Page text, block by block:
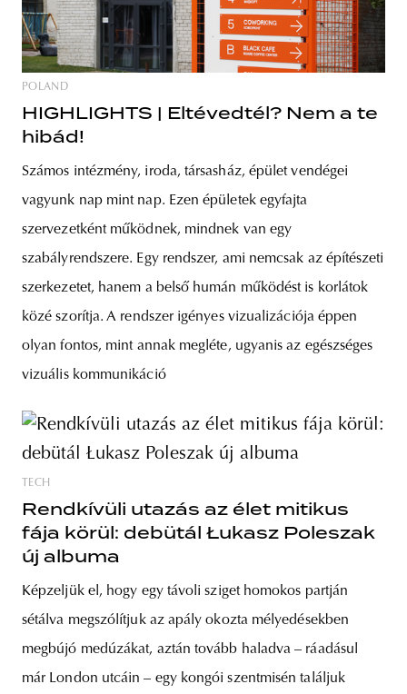
POLAND
HIGHLIGHTS | Eltévedtél? Nem a te
hibád!
Számos intézmény, iroda, társasház, épület vendégei
vagyunk nap mint nap. Ezen épületek egyfajta
szervezetként működnek, mindnek van egy
szabályrendszere. Egy rendszer, ami nemcsak az építészeti
szerkezetet, hanem a belső humán működést is korlátok
közé szorítja. A rendszer igényes vizualizációja éppen
olyan fontos, mint annak megléte, ugyanis az egészséges
vizuális kommunikáció
TECH
Rendkívüli utazás az élet mitikus
fája körül: debütál Łukasz Poleszak
új albuma
Képzeljük el, hogy egy távoli sziget homokos partján
sétálva megszólítjuk az apály okozta mélyedésekben
megbújó medúzákat, aztán tovább haladva – ráadásul
már London utcáin – egy kongói szentmisén találjuk